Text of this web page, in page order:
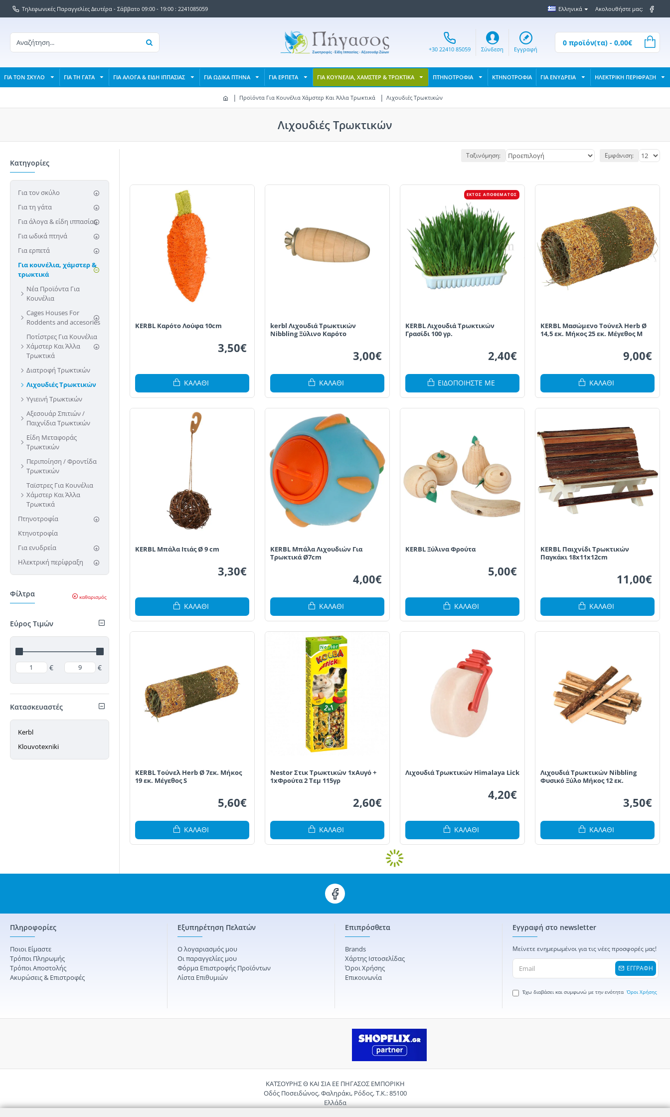
Τηλεφωνικές Παραγγελίες Δευτέρα - Σάββατο 09:00 - 19:00 : 2241085059 Ελληνικά Ακολουθήστε μας:
+30 22410 85059 Σύνδεση Εγγραφή
0 προϊόν(τα) - 0,00€
ΓΙΑ ΤΟΝ ΣΚΥΛΟ ΓΙΑ ΤΗ ΓΑΤΑ ΓΙΑ ΑΛΟΓΑ & ΕΙΔΗ ΙΠΠΑΣΙΑΣ ΓΙΑ ΩΔΙΚΑ ΠΤΗΝΑ ΓΙΑ ΕΡΠΕΤΑ ΓΙΑ ΚΟΥΝΕΛΙΑ, ΧΑΜΣΤΕΡ & ΤΡΩΚΤΙΚΑ ΠΤΗΝΟΤΡΟΦΙΑ ΚΤΗΝΟΤΡΟΦΙΑ ΓΙΑ ΕΝΥΔΡΕΙΑ ΗΛΕΚΤΡΙΚΗ ΠΕΡΙΦΡΑΞΗ
Προϊόντα Για Κουνέλια Χάμστερ Και Άλλα Τρωκτικά Λιχουδιές Τρωκτικών
Λιχουδιές Τρωκτικών
Κατηγορίες
Για τον σκύλο
Για τη γάτα
Για άλογα & είδη ιππασίας
Για ωδικά πτηνά
Για ερπετά
Για κουνέλια, χάμστερ &
τρωκτικά
Νέα Προϊόντα Για
Κουνέλια
Cages Houses For
Roddents and accesories
Ποτίστρες Για Κουνέλια
Χάμστερ Kαι Άλλα
Τρωκτικά
Διατροφή Τρωκτικών
Λιχουδιές Τρωκτικών
Υγιεινή Τρωκτικών
Αξεσουάρ Σπιτιών /
Παιχνίδια Τρωκτικών
Είδη Μεταφοράς
Τρωκτικών
Περιποίηση / Φροντίδα
Τρωκτικών
Ταϊστρες Για Κουνέλια
Χάμστερ Και Άλλα
Τρωκτικά
Πτηνοτροφία
Κτηνοτροφία
Για ενυδρεία
Ηλεκτρική περίφραξη
Φίλτρα καθαρισμός
Εύρος Τιμών
€ €
Κατασκευαστές
Kerbl
Klouvotexniki
Ταξινόμηση: Εμφάνιση:
KERBL Καρότο Λούφα 10cm
3,50€
ΚΑΛΆΘΙ
kerbl Λιχουδιά Τρωκτικών
Nibbling Ξύλινο Καρότο
3,00€
ΚΑΛΆΘΙ
ΕΚΤΌΣ ΑΠΟΘΈΜΑΤΟΣ
KERBL Λιχουδιά Τρωκτικών
Γρασίδι 100 γρ.
2,40€
ΕΙΔΟΠΟΙΗΣΤΕ ΜΕ
KERBL Μασώμενο Τούνελ Herb Ø
14,5 εκ. Μήκος 25 εκ. Μέγεθος M
9,00€
ΚΑΛΆΘΙ
KERBL Μπάλα Ιτιάς Ø 9 cm
3,30€
ΚΑΛΆΘΙ
KERBL Μπάλα Λιχουδιών Για
Τρωκτικά Ø7cm
4,00€
ΚΑΛΆΘΙ
KERBL Ξύλινα Φρούτα
5,00€
ΚΑΛΆΘΙ
KERBL Παιχνίδι Τρωκτικών
Παγκάκι 18x11x12cm
11,00€
ΚΑΛΆΘΙ
KERBL Τούνελ Herb Ø 7εκ. Μήκος
19 εκ. Μέγεθος S
5,60€
ΚΑΛΆΘΙ
Nestor Στικ Τρωκτικών 1xΑυγό +
1xΦρούτα 2 Τεμ 115γρ
2,60€
ΚΑΛΆΘΙ
Λιχουδιά Τρωκτικών Himalaya Lick
4,20€
ΚΑΛΆΘΙ
Λιχουδιά Τρωκτικών Nibbling
Φυσικό Ξύλο Μήκος 12 εκ.
3,50€
ΚΑΛΆΘΙ
Πληροφορίες
Ποιοι Είμαστε
Τρόποι Πληρωμής
Τρόποι Αποστολής
Ακυρώσεις & Επιστροφές
Εξυπηρέτηση Πελατών
Ο λογαριασμός μου
Οι παραγγελίες μου
Φόρμα Επιστροφής Προϊόντων
Λίστα Επιθυμιών
Επιπρόσθετα
Brands
Χάρτης Ιστοσελίδας
Όροι Χρήσης
Επικοινωνία
Εγγραφή στο newsletter
Μείνετε ενημερωμένοι για τις νέες προσφορές μας!
ΕΓΓΡΑΦΗ
Έχω διαβάσει και συμφωνώ με την ενότητα Όροι Χρήσης
ΚΑΤΣΟΥΡΗΣ Θ ΚΑΙ ΣΙΑ ΕΕ ΠΗΓΑΣΟΣ ΕΜΠΟΡΙΚΗ
Οδός Ποσειδώνος, Φαληράκι, Ρόδος, Τ.Κ.: 85100
Ελλάδα